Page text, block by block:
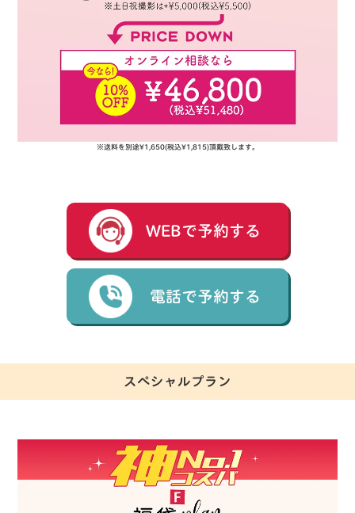
※送料を別途¥1,650(税込¥1,815)頂戴致します。
WEBで予約する
電話で予約する
スペシャルプラン